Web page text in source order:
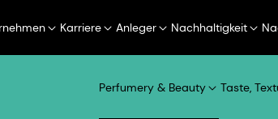
Karriere Anleger Nachhaltigkeit
Perfumery & Beauty Taste,